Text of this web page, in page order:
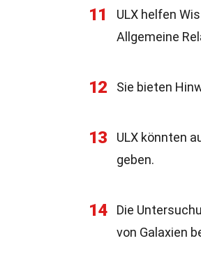
11
ULX helfen
Allgemeine
12 Sie bieten
13
ULX könnten
geben.
14
Die
von Galaxien